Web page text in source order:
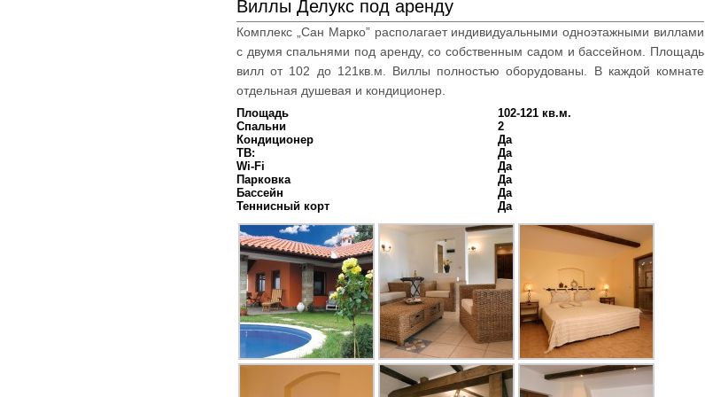
Виллы Делукс под аренду
Комплекс „Сан Марко” располагает индивидуальными одноэтажными виллами
с двумя спальнями под аренду, со собственным садом и бассейном. Площадь
вилл от 102 до 121кв.м. Виллы полностью оборудованы. В каждой комнате
отдельная душевая и кондиционер.
Площадь
102-121 кв.м.
Спальни
2
Кондиционер
Да
ТВ:
Да
Wi-Fi
Да
Парковка
Да
Бассейн
Да
Теннисный корт
Да